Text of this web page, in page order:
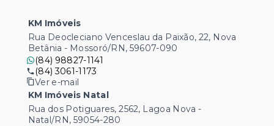
KM Imóveis
Rua Deocleciano Venceslau da Paixão, 22, Nova
Betânia - Mossoró/RN, 59607-090
(84) 98827-1141
(84) 3061-1173
Ver e-mail
KM Imóveis Natal
Rua dos Potiguares, 2562, Lagoa Nova -
Natal/RN, 59054-280